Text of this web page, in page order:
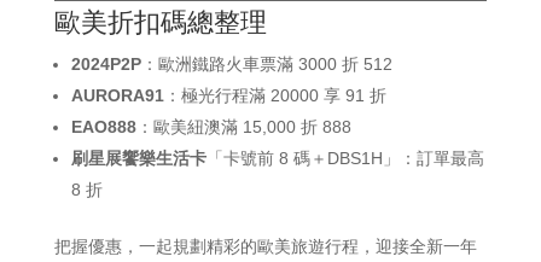
歐美折扣碼總整理
2024P2P：歐洲鐵路火車票滿 3000 折 512
AURORA91：極光行程滿 20000 享 91 折
EAO888：歐美紐澳滿 15,000 折 888
刷星展饗樂生活卡「卡號前 8 碼＋DBS1H」：訂單最高
8 折
把握優惠，一起規劃精彩的歐美旅遊行程，迎接全新一年